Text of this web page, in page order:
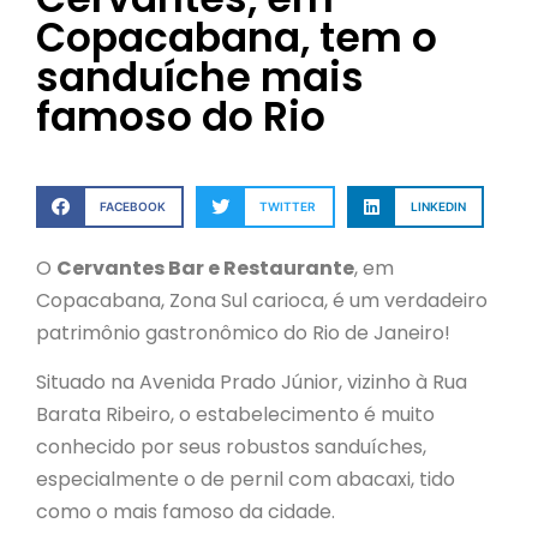
Copacabana, tem o
sanduíche mais
famoso do Rio
FACEBOOK TWITTER LINKEDIN
O Cervantes Bar e Restaurante, em
Copacabana, Zona Sul carioca, é um verdadeiro
patrimônio gastronômico do Rio de Janeiro!
Situado na Avenida Prado Júnior, vizinho à Rua
Barata Ribeiro, o estabelecimento é muito
conhecido por seus robustos sanduíches,
especialmente o de pernil com abacaxi, tido
como o mais famoso da cidade.